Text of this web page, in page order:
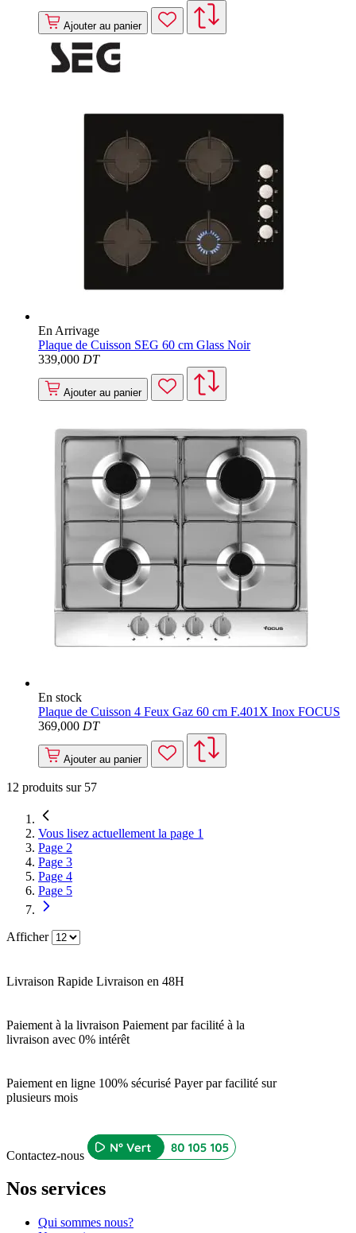
Ajouter au panier
En Arrivage
Plaque de Cuisson SEG 60 cm Glass Noir
339,000 DT
Ajouter au panier
En stock
Plaque de Cuisson 4 Feux Gaz 60 cm F.401X Inox FOCUS
369,000 DT
Ajouter au panier
12 produits sur 57
Vous lisez actuellement la page 1
Page 2
Page 3
Page 4
Page 5
Afficher
Livraison Rapide Livraison en 48H
Paiement à la livraison Paiement par facilité à la
livraison avec 0% intérêt
Paiement en ligne 100% sécurisé Payer par facilité sur
plusieurs mois
Contactez-nous
Nos services
Qui sommes nous?